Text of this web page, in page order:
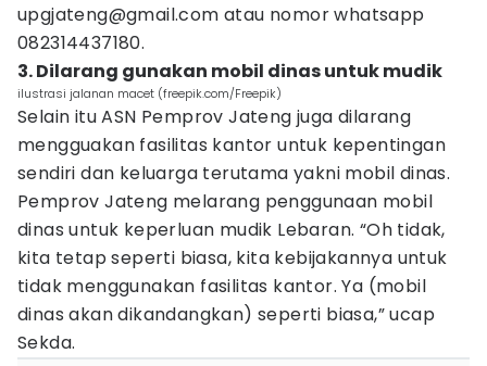
upgjateng@gmail.com atau nomor whatsapp
082314437180.
3. Dilarang gunakan mobil dinas untuk mudik
ilustrasi jalanan macet (freepik.com/Freepik)
Selain itu ASN Pemprov Jateng juga dilarang
mengguakan fasilitas kantor untuk kepentingan
sendiri dan keluarga terutama yakni mobil dinas.
Pemprov Jateng melarang penggunaan mobil
dinas untuk keperluan mudik Lebaran. “Oh tidak,
kita tetap seperti biasa, kita kebijakannya untuk
tidak menggunakan fasilitas kantor. Ya (mobil
dinas akan dikandangkan) seperti biasa,” ucap
Sekda.